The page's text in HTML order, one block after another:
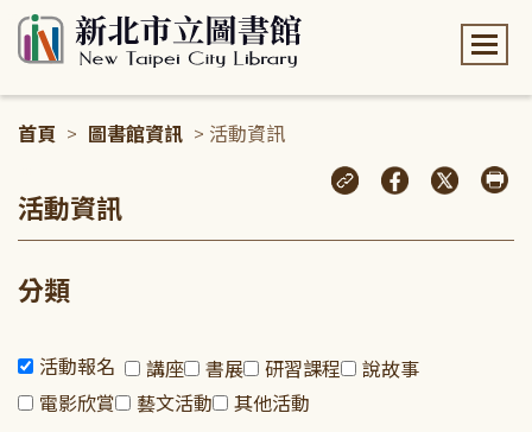
首頁 > 圖書館資訊 > 活動資訊
活動資訊
分類
活動報名 講座 書展 研習課程
說故事
電影欣賞
藝文活動 其他活動